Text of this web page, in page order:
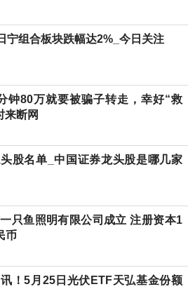
宁组合板块跌幅达2%_今日关注
钟80万就要被骗子转走，幸好“救
来断网
股名单_中国证券龙头股是哪几家
只鱼照明有限公司成立 注册资本1
币
！5月25日光伏ETF天弘基金份额